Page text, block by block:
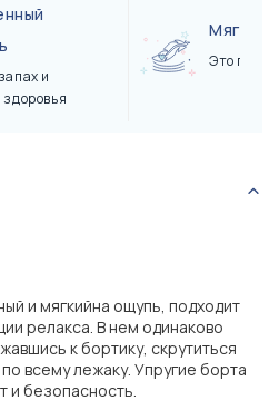
и
Мягкая
Это
и мягкийна ощупь, подходит
релакса. В нем одинаково
к бортику, скрутиться
всему лежаку. Упругие борта
и безопасность.